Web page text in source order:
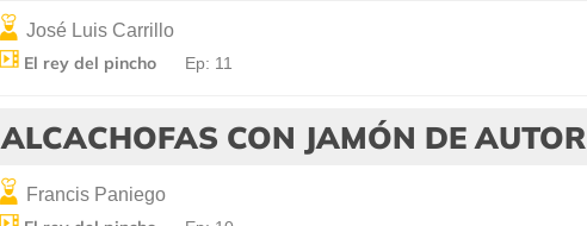
José Luis Carrillo
El rey del pincho Ep: 11
ALCACHOFAS CON JAMÓN DE AUTOR
Francis Paniego